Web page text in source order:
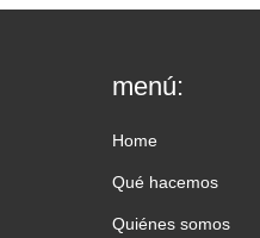
menú:
Home
Qué hacemos
Quiénes somos